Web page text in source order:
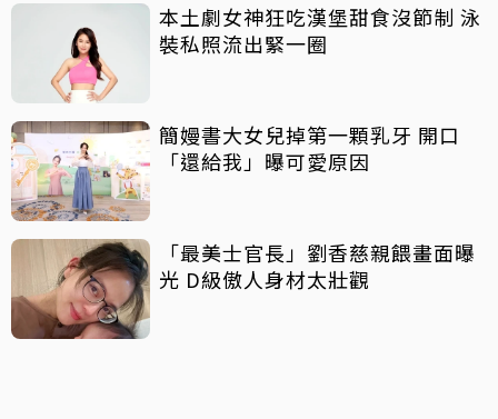
本土劇女神狂吃漢堡甜食沒節制 泳
裝私照流出緊一圈
簡嫚書大女兒掉第一顆乳牙 開口
「還給我」曝可愛原因
「最美士官長」劉香慈親餵畫面曝
光 D級傲人身材太壯觀